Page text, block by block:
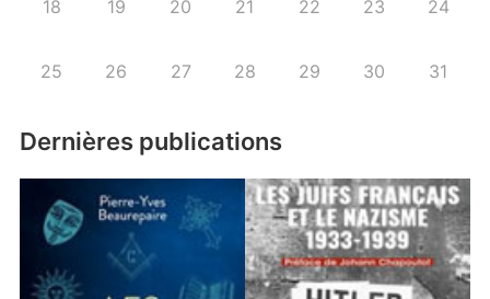
18 19 20 21 22 23 24
25 26 27 28 29 30 31
Dernières publications